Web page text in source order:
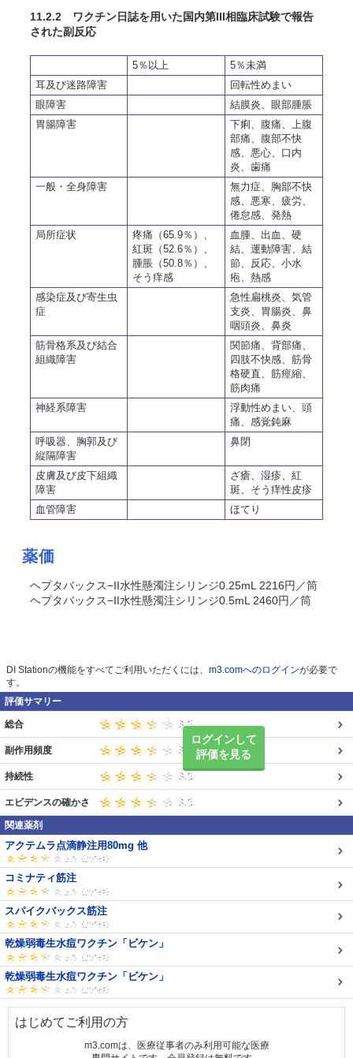
11.2.2 ワクチン日誌を用いた国内第III相臨床試験で報告
された副反応
5％以上
5％未満
耳及び迷路障害
回転性めまい
眼障害
結膜炎、眼部腫脹
胃腸障害
下痢、腹痛、上腹
部痛、腹部不快
感、悪心、口内
炎、歯痛
一般・全身障害
無力症、胸部不快
感、悪寒、疲労、
倦怠感、発熱
局所症状
疼痛（65.9％）、
紅斑（52.6％）、
腫脹（50.8％）、
そう痒感
血腫、出血、硬
結、運動障害、結
節、反応、小水
疱、熱感
感染症及び寄生虫
症
急性扁桃炎、気管
支炎、胃腸炎、鼻
咽頭炎、鼻炎
筋骨格系及び結合
組織障害
関節痛、背部痛、
四肢不快感、筋骨
格硬直、筋痙縮、
筋肉痛
神経系障害
浮動性めまい、頭
痛、感覚鈍麻
呼吸器、胸郭及び
縦隔障害
鼻閉
皮膚及び皮下組織
障害
ざ瘡、湿疹、紅
斑、そう痒性皮疹
血管障害
ほてり
薬価
ヘプタバックス−II水性懸濁注シリンジ0.25mL 2216円／筒
ヘプタバックス−II水性懸濁注シリンジ0.5mL 2460円／筒
DI Stationの機能をすべてご利用いただくには、 m3.comへのログインが必要で
す。
評価サマリー
ログインして
評価を見る
総合
副作用頻度
持続性
エビデンスの確かさ
関連薬剤
アクテムラ点滴静注用80mg 他
コミナティ筋注
スパイクバックス筋注
乾燥弱毒生水痘ワクチン「ビケン」
乾燥弱毒生水痘ワクチン「ビケン」
はじめてご利用の方
m3.comは、医療従事者のみ利用可能な医療